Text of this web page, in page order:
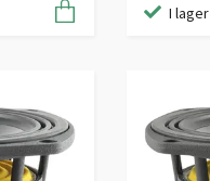
I lager